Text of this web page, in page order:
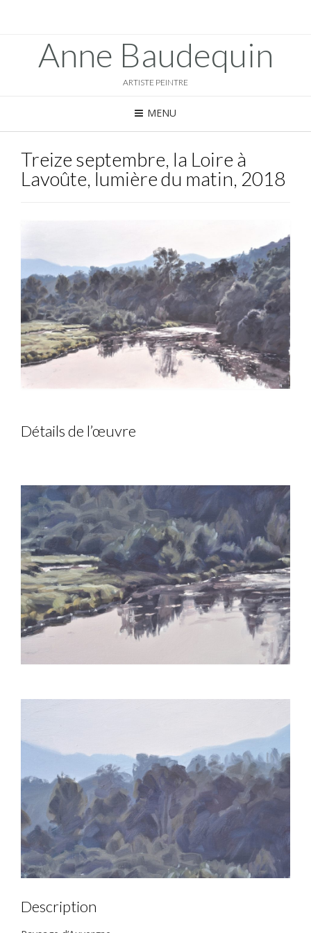
Anne Baudequin
ARTISTE PEINTRE
MENU
Treize septembre, la Loire à
Lavoûte, lumière du matin, 2018
Détails de l’œuvre
Description